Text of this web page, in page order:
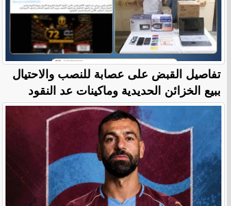
تفاصيل القبض على عصابة للنصب والاحتيال
ببيع الخزائن الحديدية وماكينات عد النقود